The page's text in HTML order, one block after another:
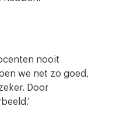
nooit
we net zo goed,
Door